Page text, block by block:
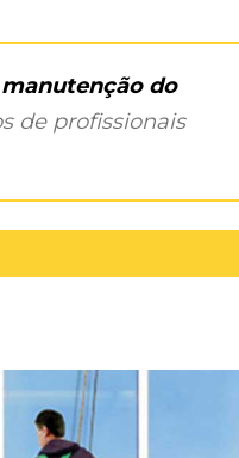
do
de profissionais